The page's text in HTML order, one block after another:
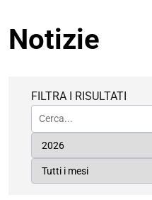
Notizie
FILTRA I RISULTATI